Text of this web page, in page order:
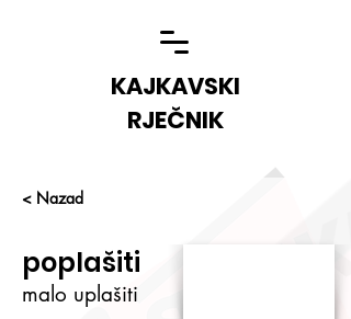
KAJKAVSKI
RJEČNIK
< Nazad
poplašiti
malo uplašiti